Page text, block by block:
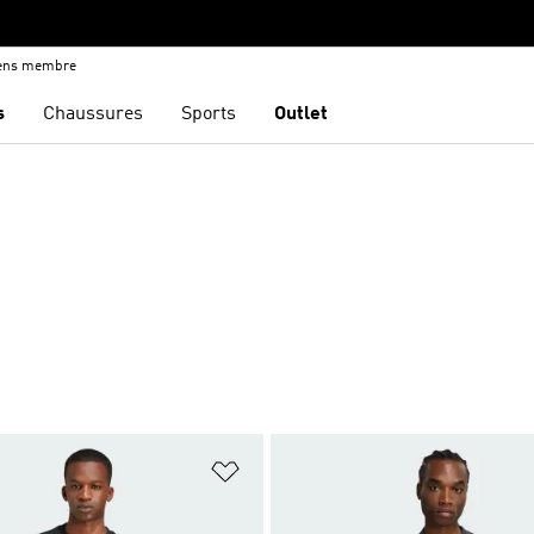
membre
Chaussures Sports Outlet
de produits favoris Ajouter à la Liste de produits